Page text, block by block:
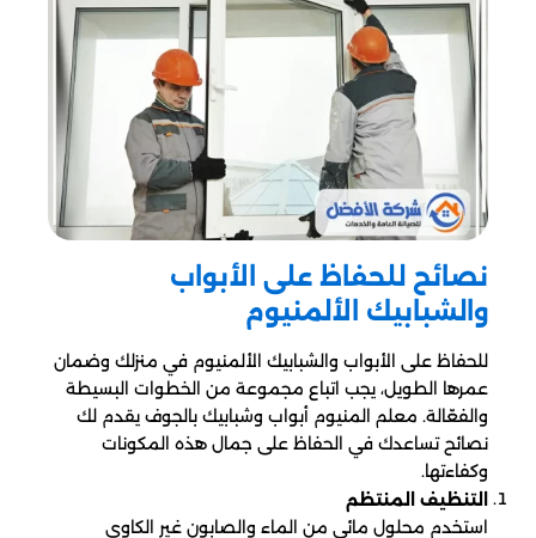
نصائح للحفاظ على الأبواب
والشبابيك الألمنيوم
للحفاظ على الأبواب والشبابيك الألمنيوم في منزلك وضمان
عمرها الطويل، يجب اتباع مجموعة من الخطوات البسيطة
والفعّالة. معلم المنيوم أبواب وشبابيك بالجوف يقدم لك
نصائح تساعدك في الحفاظ على جمال هذه المكونات
وكفاءتها.
التنظيف المنتظم
استخدم محلول مائي من الماء والصابون غير الكاوي